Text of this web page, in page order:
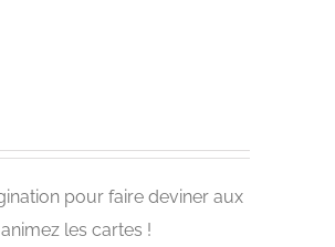
pour faire deviner aux
les cartes !